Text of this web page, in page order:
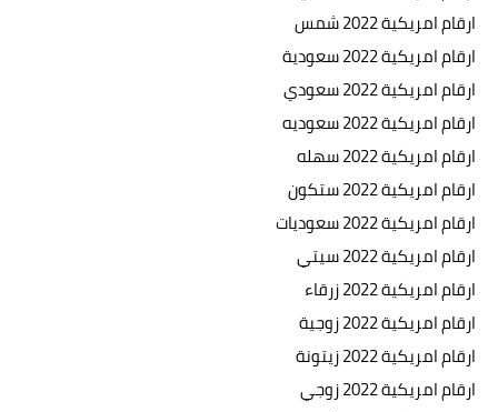
ارقام امريكية 2022 شمس
ارقام امريكية 2022 سعودية
ارقام امريكية 2022 سعودي
ارقام امريكية 2022 سعوديه
ارقام امريكية 2022 سهله
ارقام امريكية 2022 ستكون
ارقام امريكية 2022 سعوديات
ارقام امريكية 2022 سيتي
ارقام امريكية 2022 زرقاء
ارقام امريكية 2022 زوجية
ارقام امريكية 2022 زيتونة
ارقام امريكية 2022 زوجي